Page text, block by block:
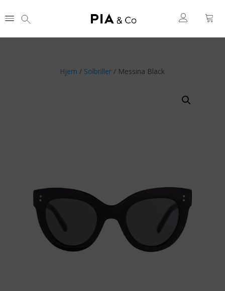
Hjem / Solbriller / Messina Black